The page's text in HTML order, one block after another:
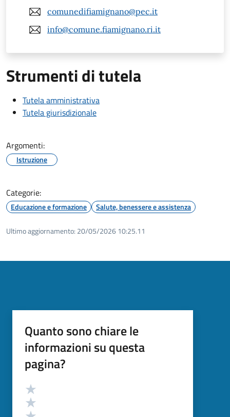
comunedifiamignano@pec.it
info@comune.fiamignano.ri.it
Strumenti di tutela
Tutela amministrativa
Tutela giurisdizionale
Argomenti:
Istruzione
Categorie:
Educazione e formazione Salute, benessere e assistenza
Ultimo aggiornamento: 20/05/2026 10:25.11
Quanto sono chiare le
informazioni su questa
pagina?
Valutazione